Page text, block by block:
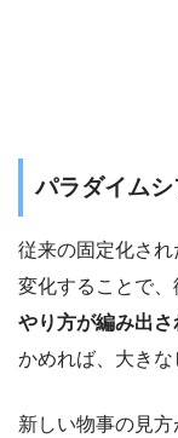
パラダイム
従来の固定化さ
変化することで
やり方が編み出さ
かめれば、大きな
新しい物事の見